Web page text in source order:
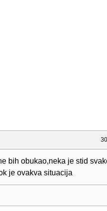
bih obukao,neka je stid
je ovakva situacija